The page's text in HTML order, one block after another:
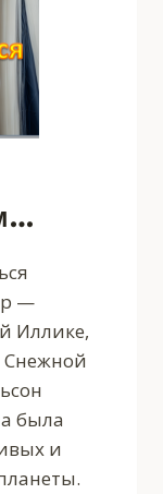
—
Иллике,
Снежной
была
и